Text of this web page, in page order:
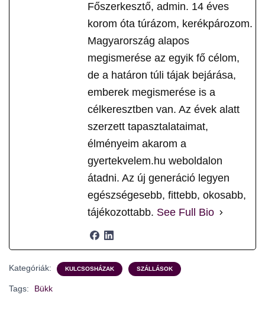
Főszerkesztő, admin. 14 éves
korom óta túrázom, kerékpározom.
Magyarország alapos
megismerése az egyik fő célom,
de a határon túli tájak bejárása,
emberek megismerése is a
célkeresztben van. Az évek alatt
szerzett tapasztalataimat,
élményeim akarom a
gyertekvelem.hu weboldalon
átadni. Az új generáció legyen
egészségesebb, fittebb, okosabb,
tájékozottabb. See Full Bio
Kategóriák: KULCSOSHÁZAK SZÁLLÁSOK
Tags: Bükk